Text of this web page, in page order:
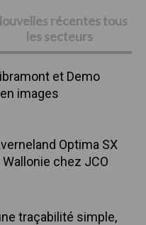
récentes tous
les secteurs
et Demo
images
Optima SX
chez JCO
traçabilité simple,